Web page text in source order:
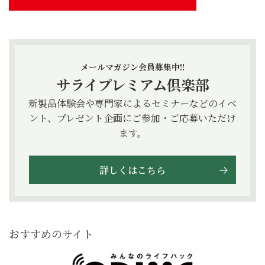
メールマガジン会員募集中!!
サライプレミアム倶楽部
新製品体験会や専門家によるセミナーなどのイベ
ント、プレゼント企画にご参加・ご応募いただけ
ます。
詳しくはこちら
おすすめのサイト